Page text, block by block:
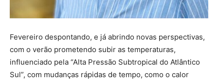
Fevereiro despontando, e já abrindo novas perspectivas,
com o verão prometendo subir as temperaturas,
influenciado pela “Alta Pressão Subtropical do Atlântico
Sul”, com mudanças rápidas de tempo, como o calor